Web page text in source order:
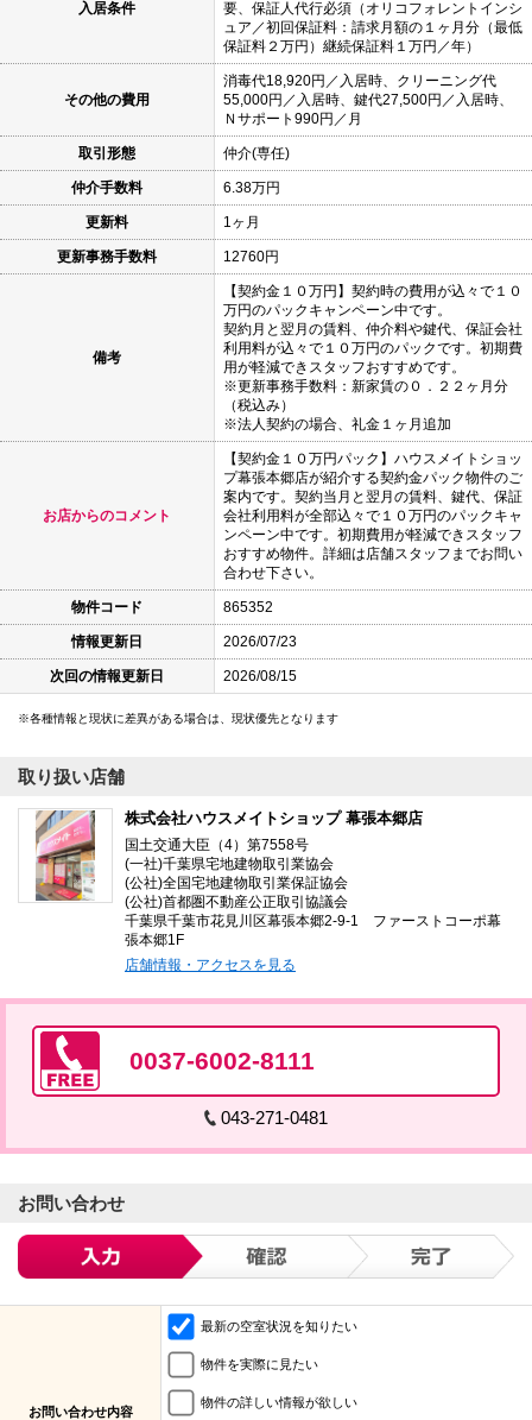
入居条件
要、保証人代行必須（オリコフォレントインシ
ュア／初回保証料：請求月額の１ヶ月分（最低
保証料２万円）継続保証料１万円／年）
その他の費用
消毒代18,920円／入居時、クリーニング代
55,000円／入居時、鍵代27,500円／入居時、
Ｎサポート990円／月
取引形態 仲介(専任)
仲介手数料 6.38万円
更新料 1ヶ月
更新事務手数料 12760円
備考
【契約金１０万円】契約時の費用が込々で１０
万円のパックキャンペーン中です。
契約月と翌月の賃料、仲介料や鍵代、保証会社
利用料が込々で１０万円のパックです。初期費
用が軽減できスタッフおすすめです。
※更新事務手数料：新家賃の０．２２ヶ月分
（税込み）
※法人契約の場合、礼金１ヶ月追加
お店からのコメント
【契約金１０万円パック】ハウスメイトショッ
プ幕張本郷店が紹介する契約金パック物件のご
案内です。契約当月と翌月の賃料、鍵代、保証
会社利用料が全部込々で１０万円のパックキャ
ンペーン中です。初期費用が軽減できスタッフ
おすすめ物件。詳細は店舗スタッフまでお問い
合わせ下さい。
物件コード 865352
情報更新日 2026/07/23
次回の情報更新日 2026/08/15
各種情報と現状に差異がある場合は、現状優先となります
取り扱い店舗
株式会社ハウスメイトショップ 幕張本郷店
国土交通大臣（4）第7558号
(一社)千葉県宅地建物取引業協会
(公社)全国宅地建物取引業保証協会
(公社)首都圏不動産公正取引協議会
千葉県千葉市花見川区幕張本郷2-9-1 ファーストコーポ幕
張本郷1F
店舗情報・アクセスを見る
0037-6002-8111
043-271-0481
お問い合わせ
お問い合わせ内容
最新の空室状況を知りたい
物件を実際に見たい
物件の詳しい情報が欲しい